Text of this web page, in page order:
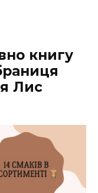
книгу
Лис